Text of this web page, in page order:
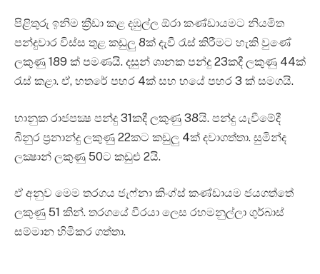
පිළිතුරු ඉනිම ක්‍රීඩා කළ දඹුල්ල ඕරා කණ්ඩායමට නියමිත
පන්දුවාර විස්ස තුළ කඩුලු 8ක් දැවී රැස් කිරීමට හැකි වුණේ
ලකුණු 189 ක් පමණයි. දසුන් ශානක පන්දු 23කදී ලකුණු 44ක්
රැස් කළා. ඒ, හතරේ පහර 4ක් සහ හයේ පහර 3 ක් සමගයි.
භානුක රාජපක්‍ෂ පන්දු 31කදී ලකුණු 38යි. පන්දු යැවීමේදී
බිනුර ප්‍රනාන්දු ලකුණු 22කට කඩුලු 4ක් දවාගත්තා. සුමින්ද
ලක්‍ෂාන් ලකුණු 50ට කඩුළු 2යි.
ඒ අනුව මෙම තරගය ජැෆ්නා කිංග්ස් කණ්ඩායම ජයගත්තේ
ලකුණු 51 කින්. තරගයේ වීරයා ලෙස රහමනුල්ලා ගුර්බාස්
සම්මාන හිමිකර ගත්තා.